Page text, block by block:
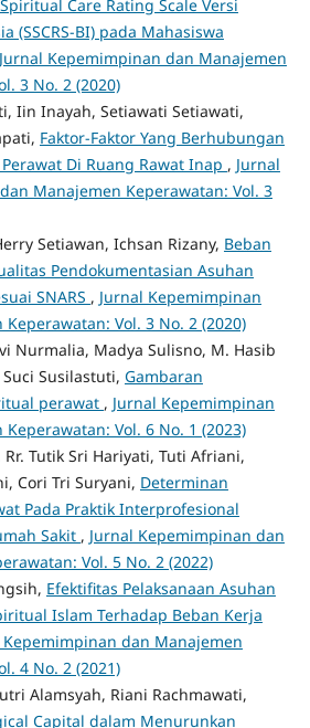
Care Rating Scale Versi
(SSCRS-BI) pada Mahasiswa
Jurnal Kepemimpinan dan Manajemen
3 No. 2 (2020)
Iin Inayah, Setiawati Setiawati,
Faktor-Faktor Yang Berhubungan
Di Ruang Rawat Inap , Jurnal
Manajemen Keperawatan: Vol. 3
Setiawan, Ichsan Rizany, Beban
Pendokumentasian Asuhan
SNARS , Jurnal Kepemimpinan
Vol. 3 No. 2 (2020)
Nurmalia, Madya Sulisno, M. Hasib
Susilastuti, Gambaran
perawat , Jurnal Kepemimpinan
Vol. 6 No. 1 (2023)
Tutik Sri Hariyati, Tuti Afriani,
Cori Tri Suryani, Determinan
Pada Praktik Interprofesional
Sakit , Jurnal Kepemimpinan dan
Vol. 5 No. 2 (2022)
Efektifitas Pelaksanaan Asuhan
Islam Terhadap Beban Kerja
Kepemimpinan dan Manajemen
4 No. 2 (2021)
Alamsyah, Riani Rachmawati,
Capital dalam Menurunkan